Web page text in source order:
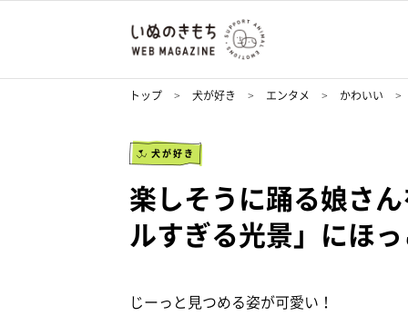
トップ 犬が好き エンタメ かわいい
犬が好き
楽しそうに踊る娘さ
ルすぎる光景」にほ
じーっと見つめる姿が可愛い！